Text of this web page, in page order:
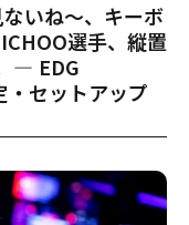
いね～、キーボ
選手、縦置
— EDG
・セットアップ